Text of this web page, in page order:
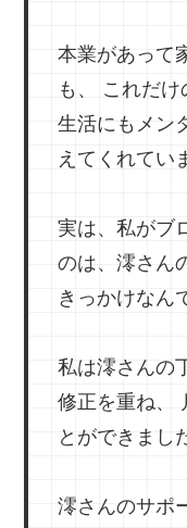
本業があって
も、
これだ
生活にもメン
えてくれてい
実は、私がブ
のは、澪さん
きっかけなん
私は澪さんの
修正を重ね、
とができまし
澪さんのサポ